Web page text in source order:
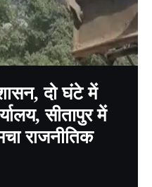
दो घंटे में
सीतापुर में
राजनीतिक